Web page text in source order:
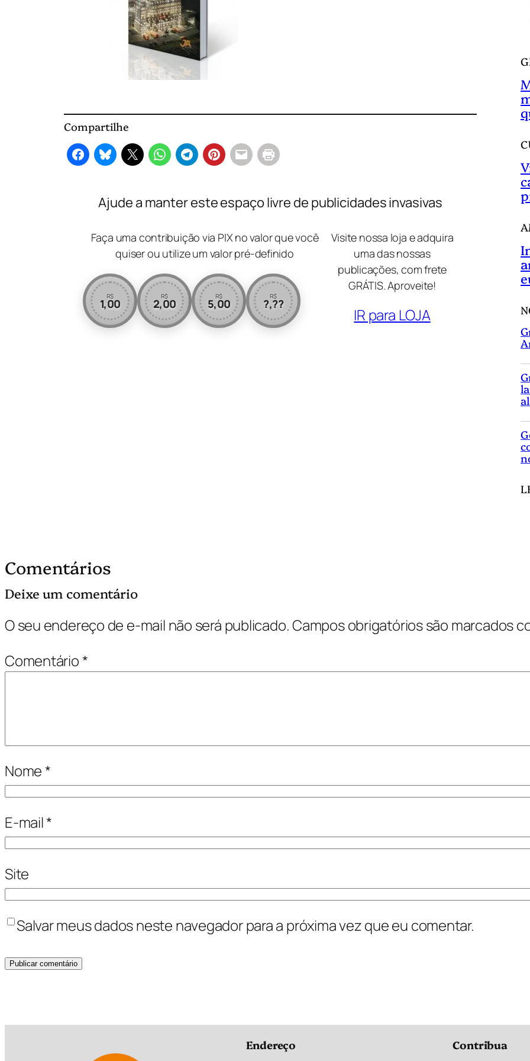
Compartilhe
Ajude a manter este espaço livre de publicidades invasivas
Faça uma contribuição via PIX no valor que você
quiser ou utilize um valor pré-definido
R$
1,00
R$
2,00
R$
5,00
R$
?,??
Visite nossa loja e adquira
uma das nossas
publicações, com frete
GRÁTIS. Aproveite!
IR para LOJA
Comentários
Deixe um comentário
O seu endereço de e-mail não será publicado.Campos obrigatórios são marcados
Comentário *
Nome *
E-mail*
Site
Salvar meus dados neste navegador para a próxima vez que eu comentar.
Endereço Contribua